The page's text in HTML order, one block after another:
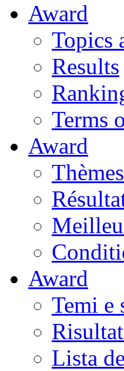
Award
Topics
Results
Terms
Award
Award
Temi e
Lista